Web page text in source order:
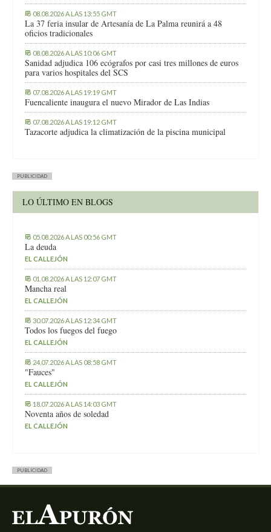
08.08.2026 A LAS 13:55 GMT
La 37 feria insular de Artesanía de La Palma reunirá a 48
oficios tradicionales
08.08.2026 A LAS 10:06 GMT
Sanidad adjudica 106 ecógrafos por casi tres millones de euros
para varios hospitales del SCS
07.08.2026 A LAS 19:19 GMT
Fuencaliente inaugura el nuevo Mirador de Las Indias
07.08.2026 A LAS 19:12 GMT
Tazacorte adjudica la climatización de la piscina municipal
PUBLICIDAD
LO ÚLTIMO EN BLOGS
05.08.2026 A LAS 00:56 GMT
La deuda
EL CALLEJÓN
01.08.2026 A LAS 12:07 GMT
Mancha real
EL CALLEJÓN
30.07.2026 A LAS 12:34 GMT
Todos los fuegos del fuego
EL CALLEJÓN
24.07.2026 A LAS 08:58 GMT
"Fauces"
EL CALLEJÓN
18.07.2026 A LAS 14:03 GMT
Noventa años de soledad
EL CALLEJÓN
PUBLICIDAD